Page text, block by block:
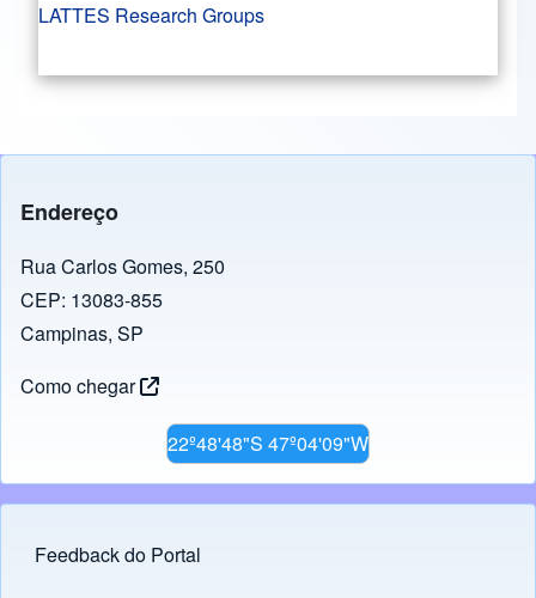
LATTES Research Groups
Endereço
Rua Carlos Gomes, 250
CEP: 13083-855
Campinas, SP
Como chegar
22º48'48"S 47º04'09"W
Footer menu
Feedback do Portal